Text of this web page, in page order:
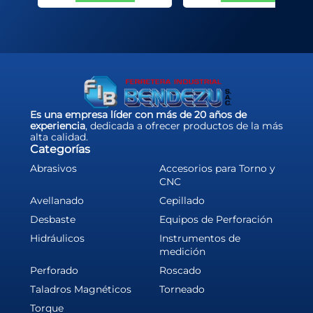
Es una empresa líder con más de 20 años de
experiencia, dedicada a ofrecer productos de la más
alta calidad.
Categorías
Abrasivos
Accesorios para Torno y
CNC
Avellanado
Cepillado
Desbaste
Equipos de Perforación
Hidráulicos
Instrumentos de
medición
Perforado
Roscado
Taladros Magnéticos
Torneado
Torque